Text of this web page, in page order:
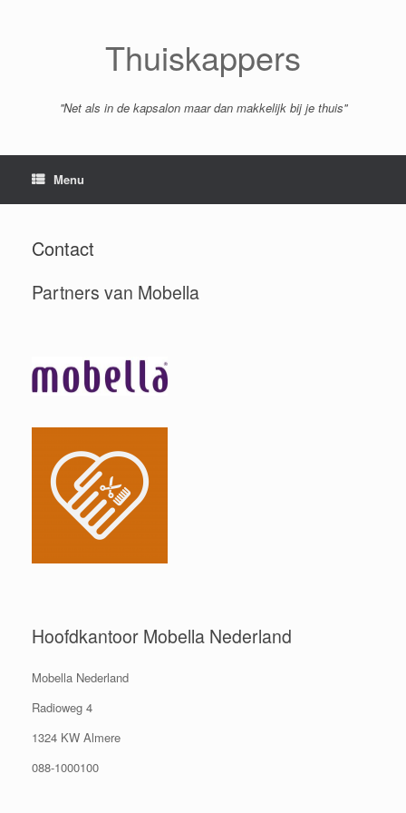
Thuiskappers
''Net als in de kapsalon maar dan makkelijk bij je thuis''
Menu
Contact
Partners van Mobella
Hoofdkantoor Mobella Nederland
Mobella Nederland
Radioweg 4
1324 KW Almere
088-1000100